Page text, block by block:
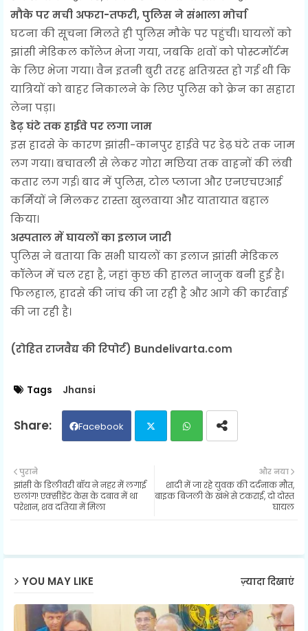
मौके पर मची अफरा-तफरी, पुलिस ने संभाला मोर्चा
घटना की सूचना मिलते ही पुलिस मौके पर पहुंची। घायलों को
झांसी मेडिकल कॉलेज भेजा गया, जबकि शवों को पोस्टमॉर्टम
के लिए भेजा गया। वैन इतनी बुरी तरह क्षतिग्रस्त हो गई थी कि
यात्रियों को बाहर निकालने के लिए पुलिस को क्रेन का सहारा
लेना पड़ा।
डेढ़ घंटे तक हाईवे पर लगा जाम
इस हादसे के कारण झांसी-कानपुर हाईवे पर डेढ़ घंटे तक जाम
लग गया। बचावली से लेकर गोरा मछिया तक वाहनों की लंबी
कतार लग गई। बाद में पुलिस, टोल प्लाजा और एनएचएआई
कर्मियों ने मिलकर रास्ता खुलवाया और यातायात बहाल
किया।
अस्पताल में घायलों का इलाज जारी
पुलिस ने बताया कि सभी घायलों का इलाज झांसी मेडिकल
कॉलेज में चल रहा है, जहां कुछ की हालत नाजुक बनी हुई है।
फिलहाल, हादसे की जांच की जा रही है और आगे की कार्रवाई
की जा रही है।
(रोहित राजवैद्य की रिपोर्ट) Bundelivarta.com
Tags Jhansi
Facebook
ter ats
और नया
शादी में जा रहे युवक की दर्दनाक मौत,
बाइक बिजली के खंभे से टकराई, दो दोस्त
घायल
पुराने
झांसी के डिलीवरी बॉय ने नहर में लगाई
छलांग! एक्सीडेंट केस के दबाव में था
परेशान, शव दतिया में मिला
YOU MAY LIKE ज़्यादा दिखाएं